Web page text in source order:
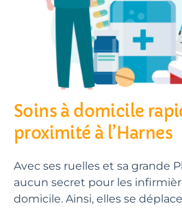
Soins à domicile
proximité à l’Harnes
Avec ses ruelles et sa grande
aucun secret pour les
domicile. Ainsi, elles se